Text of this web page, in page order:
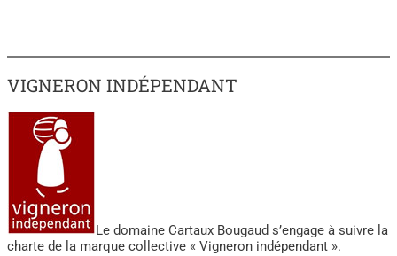
VIGNERON INDÉPENDANT
Le domaine Cartaux Bougaud s’engage à suivre la
charte de la marque collective « Vigneron indépendant ».